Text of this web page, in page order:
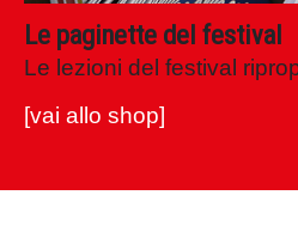
Le lezioni del festival